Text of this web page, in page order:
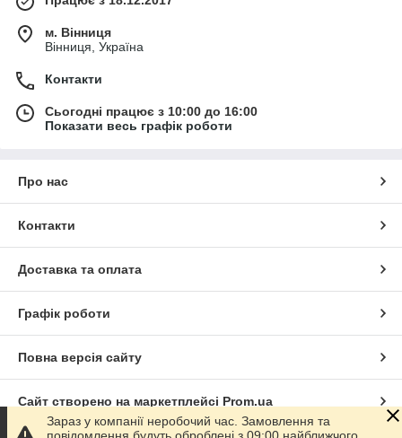
м. Вінниця
Вінниця, Україна
Контакти
Сьогодні працює з 10:00 до 16:00
Показати весь графік роботи
Про нас
Контакти
Доставка та оплата
Графік роботи
Повна версія сайту
Сайт створено на маркетплейсі Prom.ua
Зараз у компанії неробочий час. Замовлення та